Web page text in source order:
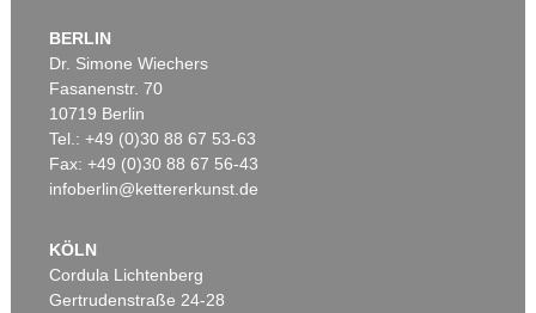
Auktion 520 - Lot 324
MAX LIEBERMANN
Der Nutzgarten in Wannsee nach Südosten
Ergebnis:€ 673.000
BERLIN
Dr. Simone Wiechers
Fasanenstr. 70
10719 Berlin
Tel.: +49 (0)30 88 67 53-63
Fax: +49 (0)30 88 67 56-43
infoberlin@kettererkunst.de
KÖLN
Cordula Lichtenberg
Gertrudenstraße 24-28